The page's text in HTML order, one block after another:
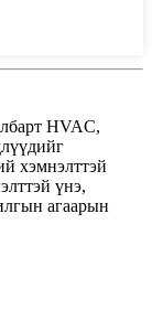
HVAC,
хэмнэлттэй
үнэ,
агаарын